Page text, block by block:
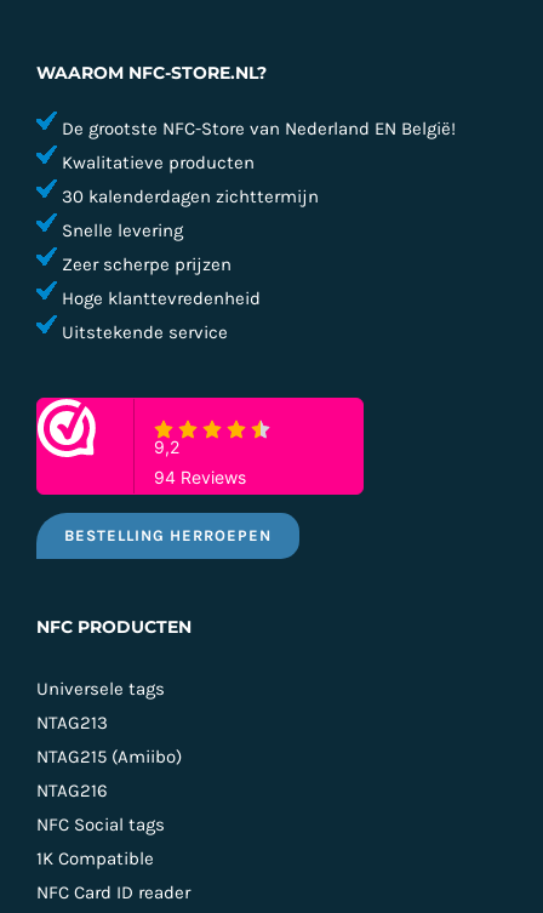
WAAROM NFC-STORE.NL?
De grootste NFC-Store van Nederland EN België!
Kwalitatieve producten
30 kalenderdagen zichttermijn
Snelle levering
Zeer scherpe prijzen
Hoge klanttevredenheid
Uitstekende service
BESTELLING HERROEPEN
NFC PRODUCTEN
Universele tags
NTAG213
NTAG215 (Amiibo)
NTAG216
NFC Social tags
1K Compatible
NFC Card ID reader